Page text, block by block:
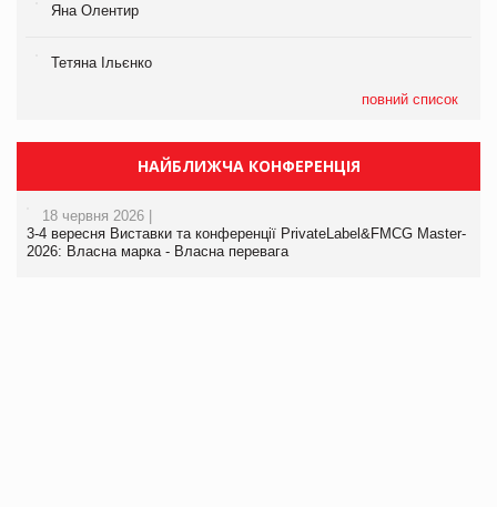
Яна Олентир
Тетяна Ільєнко
повний список
НАЙБЛИЖЧА КОНФЕРЕНЦІЯ
18 червня 2026 |
3-4 вересня Виставки та конференції PrivateLabel&FMCG Master-
2026: Власна марка - Власна перевага